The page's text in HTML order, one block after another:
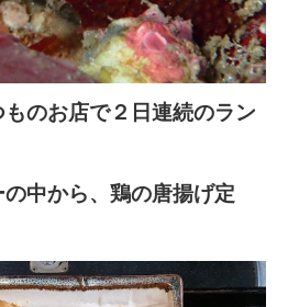
のお店で２日連続のラン
中から、鶏の唐揚げ定